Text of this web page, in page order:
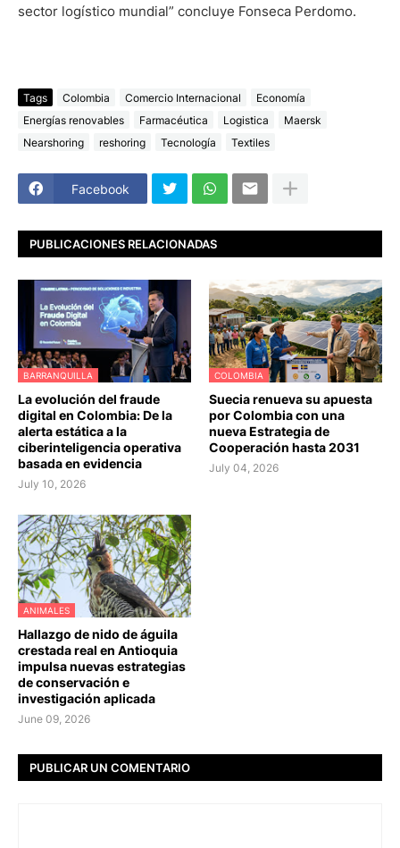
sector logístico mundial” concluye Fonseca Perdomo.
Tags Colombia Comercio Internacional
Economía
Energías renovables
Farmacéutica Logistica
Maersk
Nearshoring
reshoring Tecnología Textiles
Facebook
PUBLICACIONES RELACIONADAS
BARRANQUILLA
La evolución del fraude
digital en Colombia: De la
alerta estática a la
ciberinteligencia operativa
basada en evidencia
July 10, 2026
COLOMBIA
Suecia renueva su apuesta
por Colombia con una
nueva Estrategia de
Cooperación hasta 2031
July 04, 2026
ANIMALES
Hallazgo de nido de águila
crestada real en Antioquia
impulsa nuevas estrategias
de conservación e
investigación aplicada
June 09, 2026
PUBLICAR UN COMENTARIO